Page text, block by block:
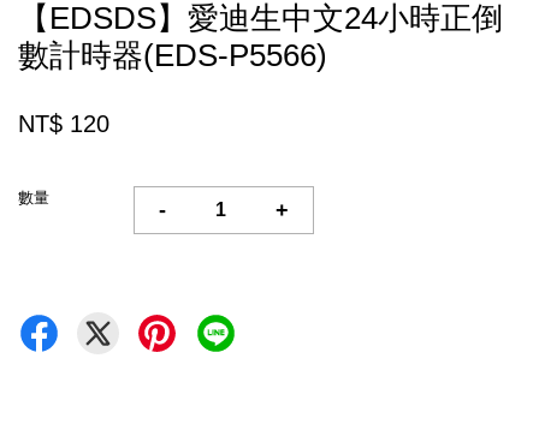
【EDSDS】愛迪生中文24小時正倒
數計時器(EDS-P5566)
NT$ 120
數量
- +